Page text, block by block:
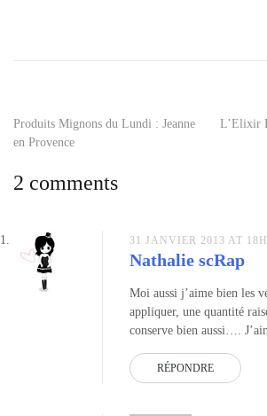
money
maker,
laque
laque
sephora
Navigation
l’article
Produits Mignons du Lundi : Jeanne
en Provence
L’Elixir
2 comments
31 JANVIER 2013 AT
Nathalie scRap
Moi aussi j’aime bien les
appliquer, une quantité
conserve bien aussi….
RÉPONDRE